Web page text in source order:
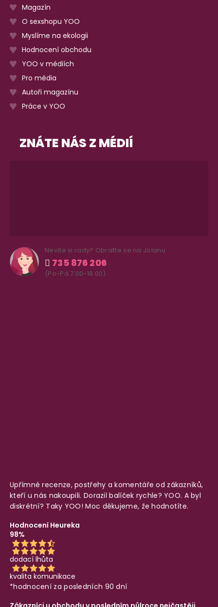
Magazín
O sexshopu YOO
Myslíme na ekologii
Hodnocení obchodu
YOO v médiích
Pro média
Autoři magazínu
Práce v YOO
ZNÁTE NÁS Z MÉDIÍ
Nevíte si rady? Obraťte se na Jolanu
735 876 206
(Po-Pá 7.00-18.00)
Upřímné recenze, postřehy a komentáře od zákazníků,
kteří u nás nakoupili. Dorazil balíček rychle? YOO. A byl
diskrétní? Taky YOO! Moc děkujeme, že hodnotíte.
Hodnocení Heureka
98%
dodací lhůta
kvalita komunikace
*hodnocení za posledních 90 dní